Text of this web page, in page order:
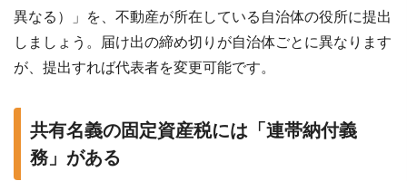
異なる）」を、不動産が所在している自治体の役所に提出
しましょう。届け出の締め切りが自治体ごとに異なります
が、提出すれば代表者を変更可能です。
共有名義の固定資産税には「連帯納付義
務」がある